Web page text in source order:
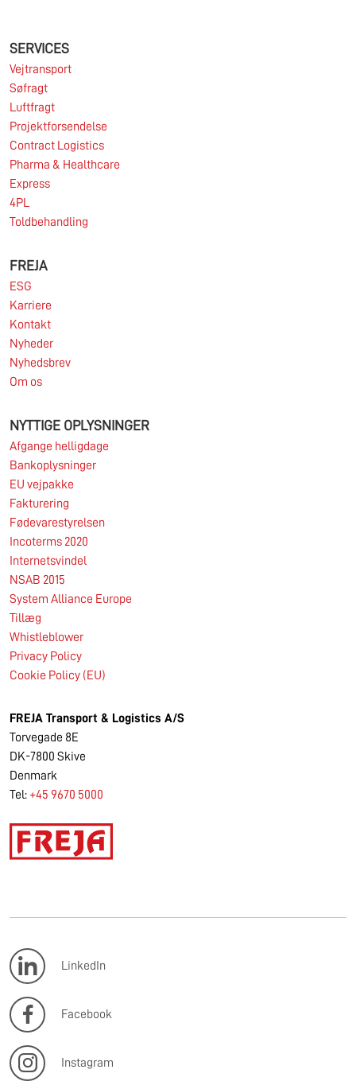
SERVICES
Vejtransport
Søfragt
Luftfragt
Projektforsendelse
Contract Logistics
Pharma & Healthcare
Express
4PL
Toldbehandling
FREJA
ESG
Karriere
Kontakt
Nyheder
Nyhedsbrev
Om os
NYTTIGE OPLYSNINGER
Afgange helligdage
Bankoplysninger
EU vejpakke
Fakturering
Fødevarestyrelsen
Incoterms 2020
Internetsvindel
NSAB 2015
System Alliance Europe
Tillæg
Whistleblower
Privacy Policy
Cookie Policy (EU)
FREJA Transport & Logistics A/S
Torvegade 8E
DK-7800 Skive
Denmark
Tel: +45 9670 5000
LinkedIn
Facebook
Instagram